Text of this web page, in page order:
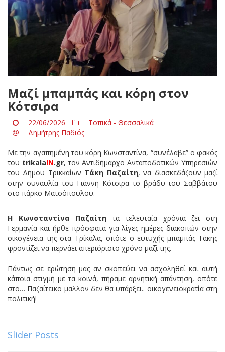
Μαζί μπαμπάς και κόρη στον
Κότσιρα
22/06/2026
Τοπικά - Θεσσαλικά
Δημήτρης Παδιός
Με την αγαπημένη του κόρη Κωνσταντίνα, “συνέλαβε” ο φακός
του trikalaIN.gr, τον Αντιδήμαρχο Ανταποδοτικών Υπηρεσιών
του Δήμου Τρικκαίων Τάκη Παζαίτη, να διασκεδάζουν μαζί
στην συναυλία του Γιάννη Κότσιρα το βράδυ του Σαββάτου
στο πάρκο Ματσόπουλου.
Η Κωνσταντίνα Παζαίτη τα τελευταία χρόνια ζει στη
Γερμανία και ήρθε πρόσφατα για λίγες ημέρες διακοπών στην
οικογένεια της στα Τρίκαλα, οπότε ο ευτυχής μπαμπάς Τάκης
φροντίζει να περνάει απεριόριστο χρόνο μαζί της.
Πάντως σε ερώτηση μας αν σκοπεύει να ασχοληθεί και αυτή
κάποια στιγμή με τα κοινά, πήραμε αρνητική απάντηση, οπότε
στο… Παζαίτεικο μαλλον δεν θα υπάρξει.. οικογενειοκρατία στη
πολιτική!
Slider Posts